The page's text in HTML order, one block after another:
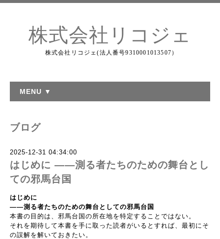
株式会社リコジェ
株式会社リコジェ(法人番号9310001013507）
MENU ▼
ブログ
2025-12-31 04:34:00
はじめに ――測る者たちのための舞台とし
ての邪馬台国
はじめに
――測る者たちのための舞台としての邪馬台国
本書の目的は、邪馬台国の所在地を特定することではない。
それを期待して本書を手に取った読者がいるとすれば、最初にそ
の誤解を解いておきたい。